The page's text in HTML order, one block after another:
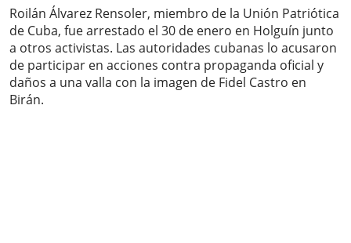
Roilán Álvarez Rensoler, miembro de la Unión Patriótica
de Cuba, fue arrestado el 30 de enero en Holguín junto
a otros activistas. Las autoridades cubanas lo acusaron
de participar en acciones contra propaganda oficial y
daños a una valla con la imagen de Fidel Castro en
Birán.